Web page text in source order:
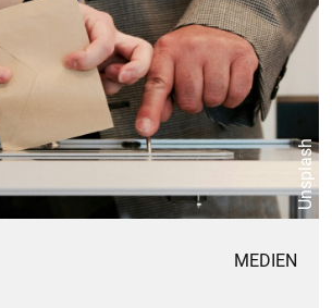
Unsplash
MEDIEN